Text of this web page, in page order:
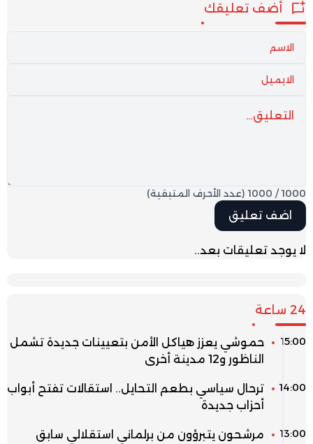
أضف تعليقك
1000
/
1000 (عدد الأحرف المتبقية)
لا يوجد تعليقات بعد..
24 ساعة
15:00
حموشي يعزز هياكل الأمن بتعيينات جديدة تشمل
الناظور و12 مدينة أخرى
14:00
ترحال سياسي بطعم التحايل.. استقالات تفتح أبواب
أحزاب جديدة
13:00
مرشحون يتبرؤون من برلماني استقلالي سابق